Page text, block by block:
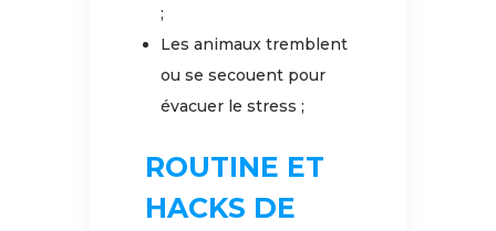
;
Les animaux tremblent
ou se secouent pour
évacuer le stress ;
ROUTINE ET
HACKS DE